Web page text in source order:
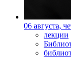
06 августа,
лекции